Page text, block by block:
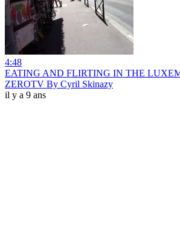
4:48
EATING AND FLIRTING IN THE
ZEROTV By Cyril Skinazy
il y a 9 ans